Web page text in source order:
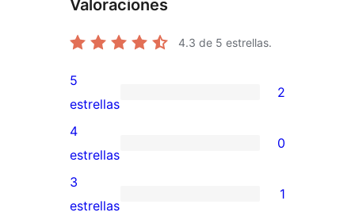
Valoraciones
4.3 de 5 estrellas.
2
valoraciones
de
5
estrellas
5
estrellas
2
0
valoraciones
de
4
estrellas
0
1
3
estrellas
1